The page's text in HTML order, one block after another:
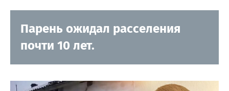
Парень ожидал расселения
почти 10 лет.